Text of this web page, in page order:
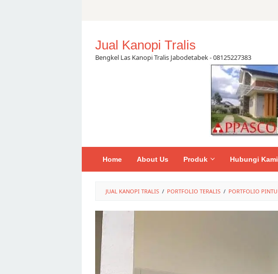
Jual Kanopi Tralis
Bengkel Las Kanopi Tralis Jabodetabek - 08125227383
Home About Us Produk Hubungi Kami
JUAL KANOPI TRALIS / PORTFOLIO TERALIS / PORTFOLIO PINTU